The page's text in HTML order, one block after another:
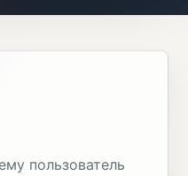
пользователь